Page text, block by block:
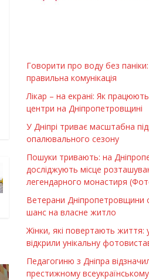
Говорити про воду без
правильна комунікація
Лікар – на екрані: Як
центри на Дніпропетровщині
У Дніпрі триває масштабна
опалювального сезону
Пошуки тривають: на
досліджують місце
легендарного монастиря
Ветерани Дніпропетровщини
шанс на власне житло
Жінки, які повертають життя:
відкрили унікальну
Педагогиню з Дніпра
престижному всеукраїнському